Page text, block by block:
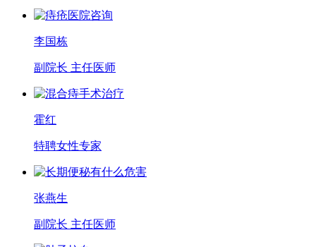
李国栋
副院长 主任医师
霍红
特聘女性专家
张燕生
副院长 主任医师